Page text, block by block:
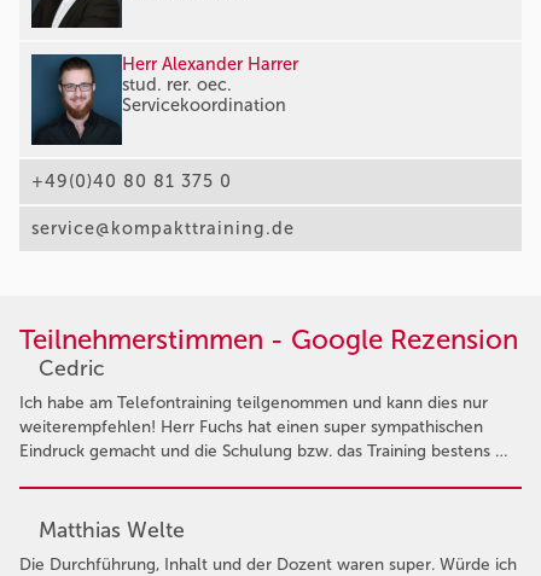
Herr Alexander Harrer
stud. rer. oec.
Servicekoordination
+49(0)40 80 81 375 0
service@kompakttraining.de
Teilnehmerstimmen - Google Rezension
Cedric
Ich habe am Telefontraining teilgenommen und kann dies nur
weiterempfehlen! Herr Fuchs hat einen super sympathischen
Eindruck gemacht und die Schulung bzw. das Training bestens …
Matthias Welte
Die Durchführung, Inhalt und der Dozent waren super. Würde ich